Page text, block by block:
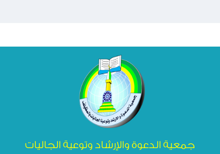
جمعية الدعوة والإرشاد وتوعية الجاليات